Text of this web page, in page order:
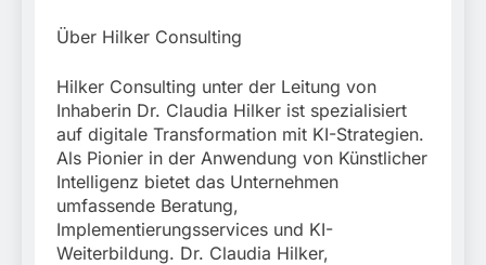
Über Hilker Consulting
Hilker Consulting unter der Leitung von
Inhaberin Dr. Claudia Hilker ist spezialisiert
auf digitale Transformation mit KI-Strategien.
Als Pionier in der Anwendung von Künstlicher
Intelligenz bietet das Unternehmen
umfassende Beratung,
Implementierungsservices und KI-
Weiterbildung. Dr. Claudia Hilker,